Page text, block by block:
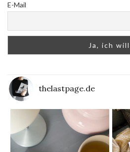
E-Mail
thelastpage.de